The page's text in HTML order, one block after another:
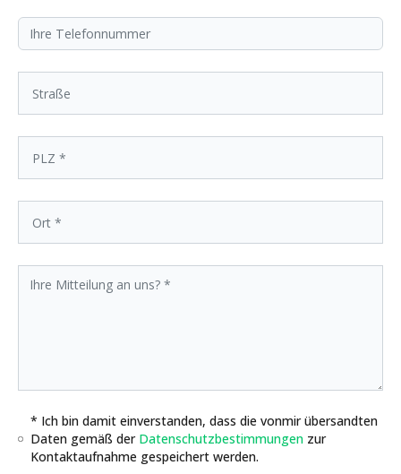
* Ich bin damit einverstanden, dass die vonmir übersandten
Daten gemäß der Datenschutzbestimmungen zur
Kontaktaufnahme gespeichert werden.